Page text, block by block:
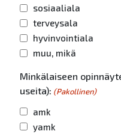
sosiaaliala
terveysala
hyvinvointiala
muu, mikä
Minkälaiseen
useita): (Pakollinen)
amk
yamk